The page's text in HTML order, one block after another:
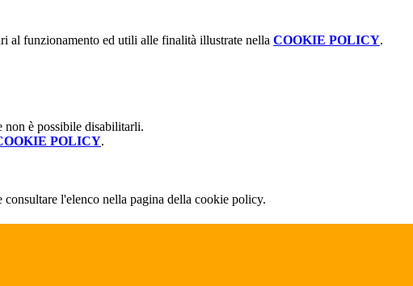
al funzionamento ed utili alle finalità illustrate nella COOKIE POLICY.
non è possibile disabilitarli.
POLICY.
l'elenco nella pagina della cookie policy.